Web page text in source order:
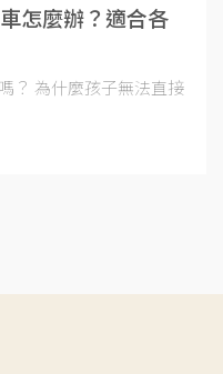
怎麼辦？適合各
？ 為什麼孩子無法直接